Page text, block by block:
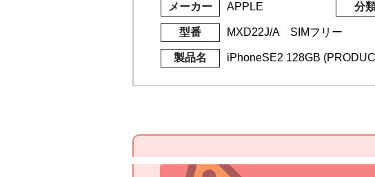
メーカー APPLE 分
型番 MXD22J/A SIMフリー
製品名 iPhoneSE2 128GB